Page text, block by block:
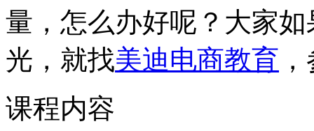
量，怎么办好呢？大家
光，就找美迪电商教育
课程内容